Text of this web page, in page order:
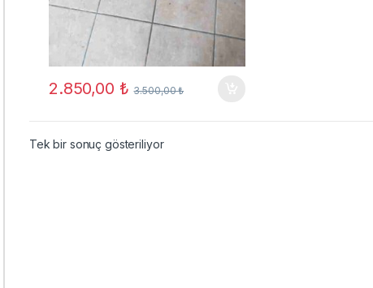
2.850,00 ₺ 3.500,00₺
Tek bir sonuç gösteriliyor